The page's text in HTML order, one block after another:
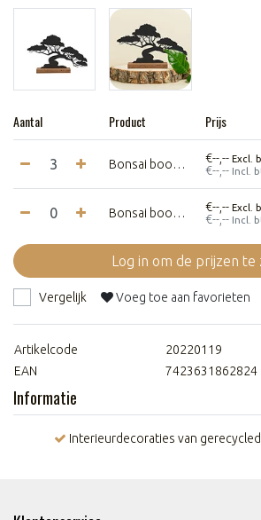
Aantal Product Prijs
Bonsai boom - S 30 x 18 cm - Zwart €--,-- Excl.
€--,-- Incl.
Bonsai boom - L 50 x 29 cm - Zwart €--,-- Excl.
€--,-- Incl.
Log in om de prijzen te
Vergelijk Voeg toe aan favorieten
Artikelcode
20220119
EAN
7423631862824
Informatie
Interieurdecoraties van